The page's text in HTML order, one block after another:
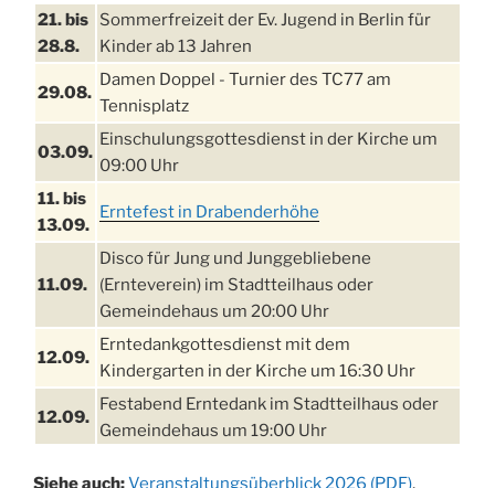
21. bis
28.8.
Sommerfreizeit der Ev. Jugend in Berlin für
Kinder ab 13 Jahren
29.08.
Damen Doppel - Turnier des TC77 am
Tennisplatz
03.09.
Einschulungsgottesdienst in der Kirche um
09:00 Uhr
11. bis
13.09.
Erntefest in Drabenderhöhe
11.09.
Disco für Jung und Junggebliebene
(Ernteverein) im Stadtteilhaus oder
Gemeindehaus um 20:00 Uhr
12.09.
Erntedankgottesdienst mit dem
Kindergarten in der Kirche um 16:30 Uhr
12.09.
Festabend Erntedank im Stadtteilhaus oder
Gemeindehaus um 19:00 Uhr
13.09.
Siehe auch:Veranstaltungsüberblick 2026 (PDF),